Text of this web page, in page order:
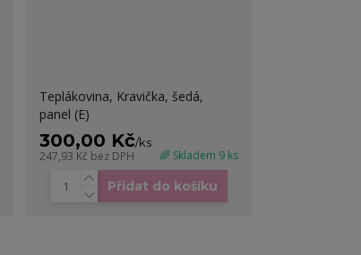
Teplákovina, Kravička, šedá,
panel (E)
300,00 Kč/ks
247,93 Kč bez DPH 🌈 Skladem 9 ks
Přidat do košíku